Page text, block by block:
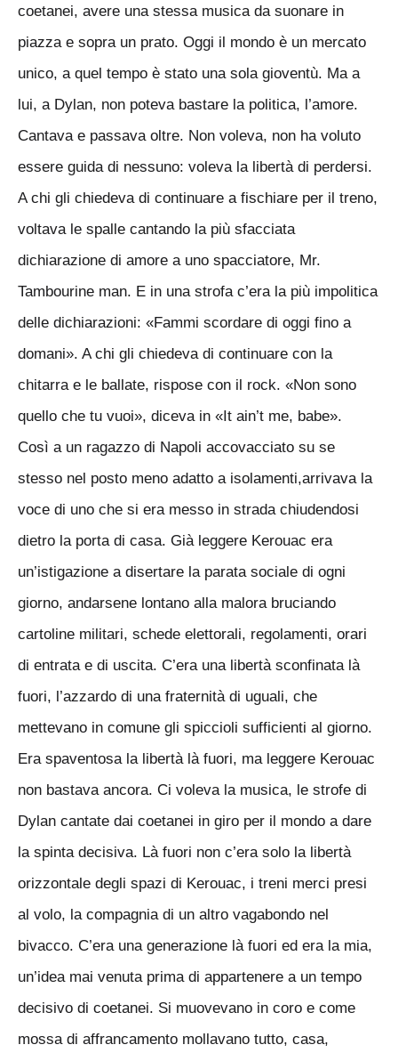
coetanei, avere una stessa musica da suonare in
piazza e sopra un prato. Oggi il mondo è un mercato
unico, a quel tempo è stato una sola gioventù. Ma a
lui, a Dylan, non poteva bastare la politica, l’amore.
Cantava e passava oltre. Non voleva, non ha voluto
essere guida di nessuno: voleva la libertà di perdersi.
A chi gli chiedeva di continuare a fischiare per il treno,
voltava le spalle cantando la più sfacciata
dichiarazione di amore a uno spacciatore, Mr.
Tambourine man. E in una strofa c’era la più impolitica
delle dichiarazioni: «Fammi scordare di oggi fino a
domani». A chi gli chiedeva di continuare con la
chitarra e le ballate, rispose con il rock. «Non sono
quello che tu vuoi», diceva in «It ain’t me, babe».
Così a un ragazzo di Napoli accovacciato su se
stesso nel posto meno adatto a isolamenti,arrivava la
voce di uno che si era messo in strada chiudendosi
dietro la porta di casa. Già leggere Kerouac era
un’istigazione a disertare la parata sociale di ogni
giorno, andarsene lontano alla malora bruciando
cartoline militari, schede elettorali, regolamenti, orari
di entrata e di uscita. C’era una libertà sconfinata là
fuori, l’azzardo di una fraternità di uguali, che
mettevano in comune gli spiccioli sufficienti al giorno.
Era spaventosa la libertà là fuori, ma leggere Kerouac
non bastava ancora. Ci voleva la musica, le strofe di
Dylan cantate dai coetanei in giro per il mondo a dare
la spinta decisiva. Là fuori non c’era solo la libertà
orizzontale degli spazi di Kerouac, i treni merci presi
al volo, la compagnia di un altro vagabondo nel
bivacco. C’era una generazione là fuori ed era la mia,
un’idea mai venuta prima di appartenere a un tempo
decisivo di coetanei. Si muovevano in coro e come
mossa di affrancamento mollavano tutto, casa,